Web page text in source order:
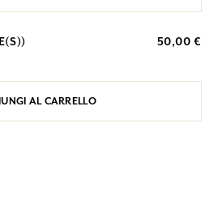
50,00 €
AL CARRELLO